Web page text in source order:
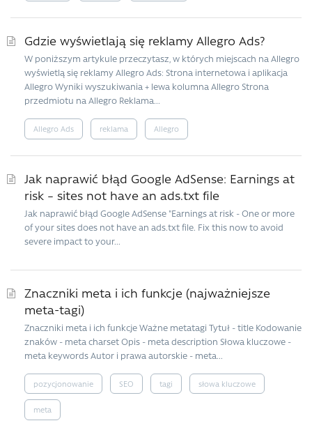
Gdzie wyświetlają się reklamy Allegro Ads?
W poniższym artykule przeczytasz, w których miejscach na Allegro
wyświetlą się reklamy Allegro Ads: Strona internetowa i aplikacja
Allegro Wyniki wyszukiwania + lewa kolumna Allegro Strona
przedmiotu na Allegro Reklama...
Allegro Ads reklama Allegro
Jak naprawić błąd Google AdSense: Earnings at
risk – sites not have an ads.txt file
Jak naprawić błąd Google AdSense "Earnings at risk - One or more
of your sites does not have an ads.txt file. Fix this now to avoid
severe impact to your...
Znaczniki meta i ich funkcje (najważniejsze
meta-tagi)
Znaczniki meta i ich funkcje Ważne metatagi Tytuł - title Kodowanie
znaków - meta charset Opis - meta description Słowa kluczowe -
meta keywords Autor i prawa autorskie - meta...
pozycjonowanie SEO tagi słowa kluczowe
meta